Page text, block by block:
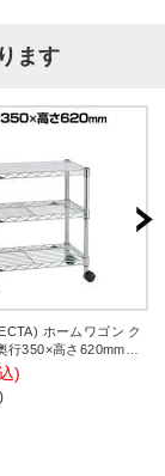
ます
ホームワゴン ク
行350×高さ620mm
)